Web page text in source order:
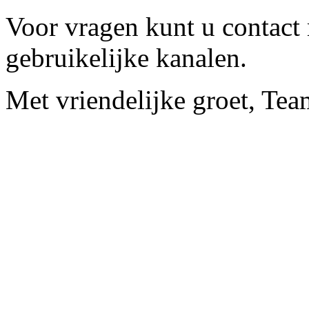
Voor vragen kunt u contact
gebruikelijke kanalen.
Met vriendelijke groet,